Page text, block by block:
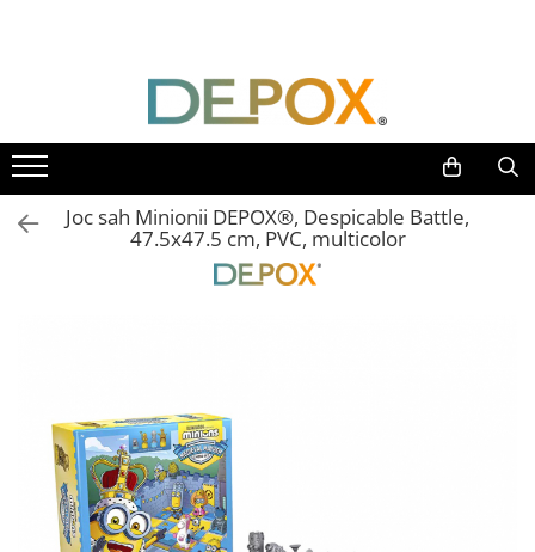
Toate Produsele
SPORT & TIMP LIBER
AUTOAPARARE
Pumnaluri si boxuri
Bastoane telescopice si nunceaguri
Cutite vanatoare
Bricege
Briceaguri fluture & antrenament
Sabii & Macete
Accesorii tactice si sport
Joc sah Minionii DEPOX®, Despicable Battle,
47.5x47.5 cm, PVC, multicolor